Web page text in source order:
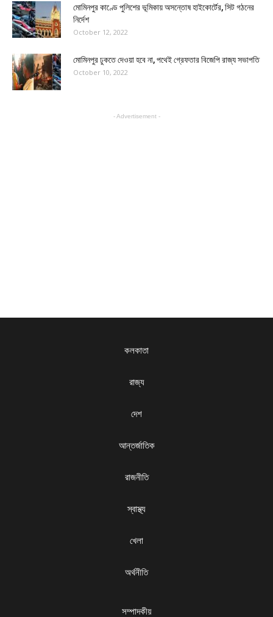
মোমিনপুর কাণ্ডে পুলিশের ভূমিকায় অসন্তোষ হাইকোর্টের, সিট গঠনের
নির্দেশ
October 12, 2022
মোমিনপুর ঢুকতে দেওয়া হবে না, পথেই গ্রেফতার বিজেপি রাজ্য সভাপতি
October 10, 2022
- Advertisement -
কলকাতা
রাজ্য
দেশ
আন্তর্জাতিক
রাজনীতি
স্বাস্থ্য
খেলা
অর্থনীতি
সম্পাদকীয়